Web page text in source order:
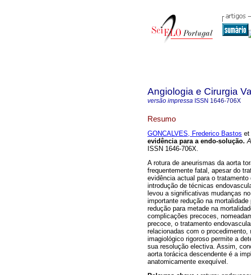
Angiologia e Cirurgia
versão impressa ISSN 1646-706X
Resumo
GONCALVES, Frederico Bastos et
evidência para a endo-solução.
ISSN 1646-706X.
A rotura de aneurismas da aorta
frequentemente fatal, apesar do
evidência actual para o
introdução de técnicas
levou a significativas mudanças
importante redução na
redução para metade na
complicações precoces,
precoce, o tratamento
relacionadas com o procedimento,
imagiológico rigoroso permite a
sua resolução electiva. Assim,
aorta torácica descendente é a
anatomicamente exequível.